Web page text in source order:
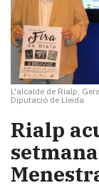
L'alcalde de Rialp,
Diputació de Lleida
Rialp